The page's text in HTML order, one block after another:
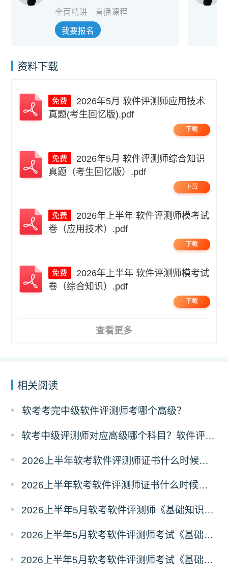
全面精讲 直播课程
我要报名
资料下载
真题(考生回忆版).pdf
下载
真题（考生回忆版）.pdf
下载
卷（应用技术）.pdf
下载
卷（综合知识）.pdf
下载
查看更多
相关阅读
软考考完中级软件评测师考哪个高级？
软考中级评测师对应高级哪个科目？软件评测师对应高级报考指南
2026上半年软考软件评测师证书什么时候能领取？
2026上半年软考软件评测师证书什么时候发放？怎么发放？
2026上半年5月软考软件评测师《基础知识》真题答案汇总
2026上半年5月软考软件评测师考试《基础知识》真题及答案（41-44）
2026上半年5月软考软件评测师考试《基础知识》真题及答案（31-40）